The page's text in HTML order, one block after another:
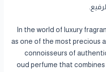
In the world of luxury
as one of the most precious
connoisseurs of
oud perfume that